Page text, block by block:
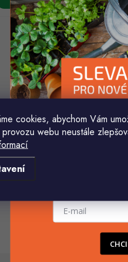
cookies, abychom Vám
webu neustále
obrubníků PRO 042
(1 ks)
038 Kč
Do košíku